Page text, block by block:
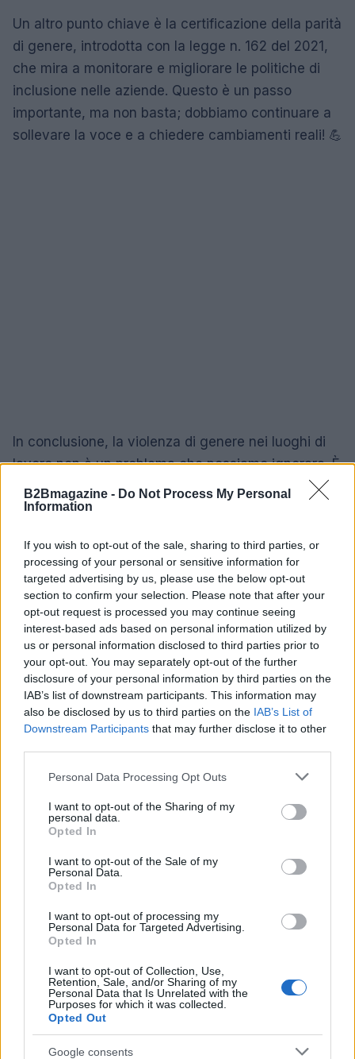
B2Bmagazine - Do Not Process My Personal
Information
If you wish to opt-out of the sale, sharing to third parties, or
processing of your personal or sensitive information for
targeted advertising by us, please use the below opt-out
section to confirm your selection. Please note that after your
opt-out request is processed you may continue seeing
interest-based ads based on personal information utilized by
us or personal information disclosed to third parties prior to
your opt-out. You may separately opt-out of the further
disclosure of your personal information by third parties on the
IAB’s list of downstream participants. This information may
also be disclosed by us to third parties on the IAB’s List of
Downstream Participants that may further disclose it to other
Please note that this website/app uses one or more Google
not limited to your visit or usage behaviour. You may click to
grant or deny consent to Google and its third-party tags to
use your data for below specified purposes in below Google
consent section.
Personal Data Processing Opt Outs
I want to opt-out of the Sharing of my
personal data.
Opted In
I want to opt-out of the Sale of my
Personal Data.
Opted In
I want to opt-out of processing my
Personal Data for Targeted Advertising.
Opted In
I want to opt-out of Collection, Use,
Retention, Sale, and/or Sharing of my
Personal Data that Is Unrelated with the
Purposes for which it was collected.
Opted Out
Google consents
Un altro punto chiave è la certificazione della parità
di genere, introdotta con la legge n. 162 del 2021,
che mira a monitorare e migliorare le politiche di
inclusione nelle aziende. Questo è un passo
importante, ma non basta; dobbiamo continuare a
sollevare la voce e a chiedere cambiamenti reali! 💪
In conclusione, la violenza di genere nei luoghi di
lavoro non è un problema che possiamo ignorare. È
un fatto politico, giuridico e sociale che richiede il
nostro impegno collettivo per essere affrontato.
vittime, perché ogni voce conta. E voi, cosa ne
pensate? Come possiamo combattere insieme
questo fenomeno? Fatemi sapere nei commenti!
#ViolenzaDiGenere #ParitàDiGenere
#CulturaDelRispetto
AUTORE
AiAdhubMedia